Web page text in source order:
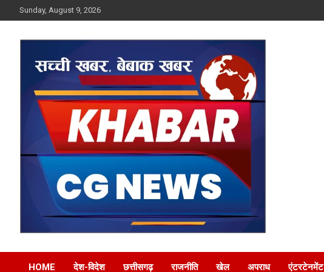
to
Sunday, August 9, 2026
Khabar CG News
HOME देश-विदेश छत्तीसगढ़ राजनीति खेल अपराध एंटरटेनमेंट